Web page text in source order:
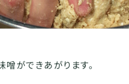
ができあがります。